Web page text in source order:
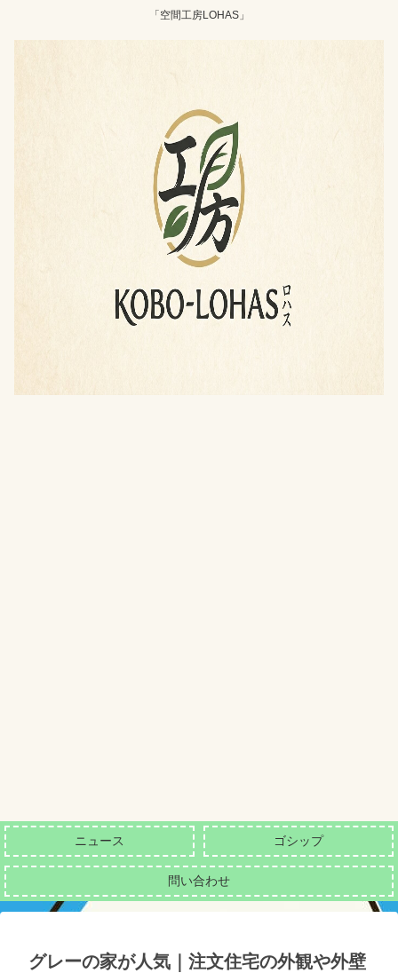
「空間工房LOHAS」
ニュース ゴシップ
問い合わせ
グレーの家が人気｜注文住宅の外観や外壁